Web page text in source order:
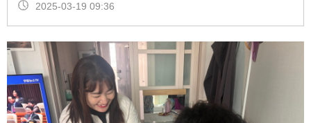
2025-03-19 09:36